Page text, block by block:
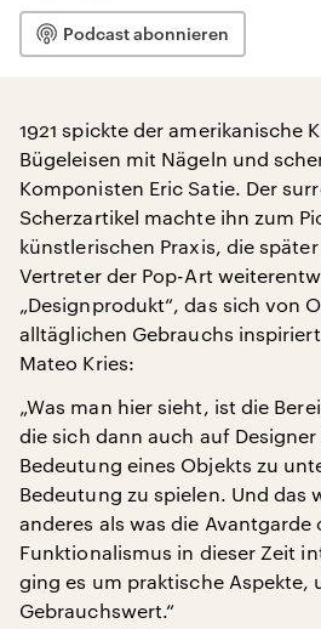
Podcast abonnieren
1921 spickte der amerikanische
Bügeleisen mit Nägeln und
Komponisten Eric Satie. Der
Scherzartikel machte ihn zum
künstlerischen Praxis, die
Vertreter der Pop-Art
„Designprodukt“, das sich von
alltäglichen Gebrauchs
Mateo Kries:
„Was man hier sieht, ist die
die sich dann auch auf
Bedeutung eines Objekts zu
Bedeutung zu spielen. Und das
anderes als was die Avantgarde
Funktionalismus in dieser Zeit
ging es um praktische Aspekte,
Gebrauchswert.“